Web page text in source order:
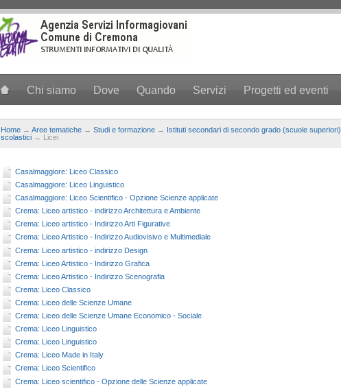
Chi siamo Dove Quando Servizi Progetti ed eventi
Home → Aree tematiche → Studi e formazione → Istituti secondari di secondo grado (scuole superiori)
scolastici → Licei
Casalmaggiore: Liceo Classico
Casalmaggiore: Liceo Linguistico
Casalmaggiore: Liceo Scientifico - Opzione Scienze applicate
Crema: Liceo artistico - indirizzo Architettura e Ambiente
Crema: Liceo artistico - Indirizzo Arti Figurative
Crema: Liceo Artistico - Indirizzo Audiovisivo e Multimediale
Crema: Liceo artistico - indirizzo Design
Crema: Liceo Artistico - Indirizzo Grafica
Crema: Liceo Artistico - Indirizzo Scenografia
Crema: Liceo Classico
Crema: Liceo delle Scienze Umane
Crema: Liceo delle Scienze Umane Economico - Sociale
Crema: Liceo Linguistico
Crema: Liceo Linguistico
Crema: Liceo Made in Italy
Crema: Liceo Scientifico
Crema: Liceo scientifico - Opzione delle Scienze applicate